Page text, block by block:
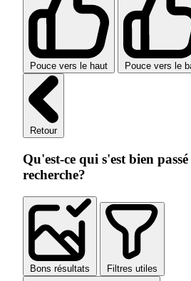
Pouce vers le haut Pouce vers le
Retour
Qu'est-ce qui s'est bien
recherche?
Bons résultats Filtres utiles